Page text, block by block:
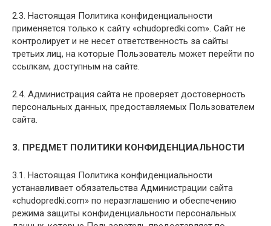
2.3. Настоящая Политика конфиденциальности
применяется только к сайту «chudopredki.com». Сайт не
контролирует и не несет ответственность за сайты
третьих лиц, на которые Пользователь может перейти по
ссылкам, доступным на сайте.
2.4. Администрация сайта не проверяет достоверность
персональных данных, предоставляемых Пользователем
сайта.
3. ПРЕДМЕТ ПОЛИТИКИ КОНФИДЕНЦИАЛЬНОСТИ
3.1. Настоящая Политика конфиденциальности
устанавливает обязательства Администрации сайта
«chudopredki.com» по неразглашению и обеспечению
режима защиты конфиденциальности персональных